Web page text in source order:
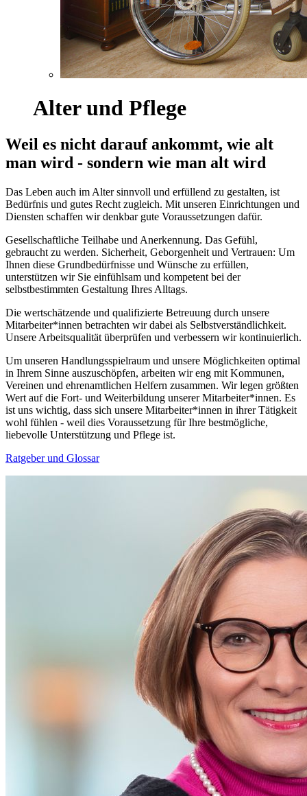
Alter und Pflege
Weil es nicht darauf ankommt, wie alt
man wird - sondern wie man alt wird
Das Leben auch im Alter sinnvoll und erfüllend zu gestalten, ist
Bedürfnis und gutes Recht zugleich. Mit unseren Einrichtungen und
Diensten schaffen wir denkbar gute Voraussetzungen dafür.
Gesellschaftliche Teilhabe und Anerkennung. Das Gefühl,
gebraucht zu werden. Sicherheit, Geborgenheit und Vertrauen: Um
Ihnen diese Grundbedürfnisse und Wünsche zu erfüllen,
unterstützen wir Sie einfühlsam und kompetent bei der
selbstbestimmten Gestaltung Ihres Alltags.
Die wertschätzende und qualifizierte Betreuung durch unsere
Mitarbeiter*innen betrachten wir dabei als Selbstverständlichkeit.
Unsere Arbeitsqualität überprüfen und verbessern wir kontinuierlich.
Um unseren Handlungsspielraum und unsere Möglichkeiten optimal
in Ihrem Sinne auszuschöpfen, arbeiten wir eng mit Kommunen,
Vereinen und ehrenamtlichen Helfern zusammen. Wir legen größten
Wert auf die Fort- und Weiterbildung unserer Mitarbeiter*innen. Es
ist uns wichtig, dass sich unsere Mitarbeiter*innen in ihrer Tätigkeit
wohl fühlen - weil dies Voraussetzung für Ihre bestmögliche,
liebevolle Unterstützung und Pflege ist.
Ratgeber und Glossar